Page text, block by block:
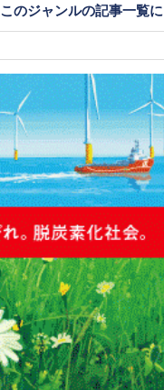
このジャンルの記事一覧に